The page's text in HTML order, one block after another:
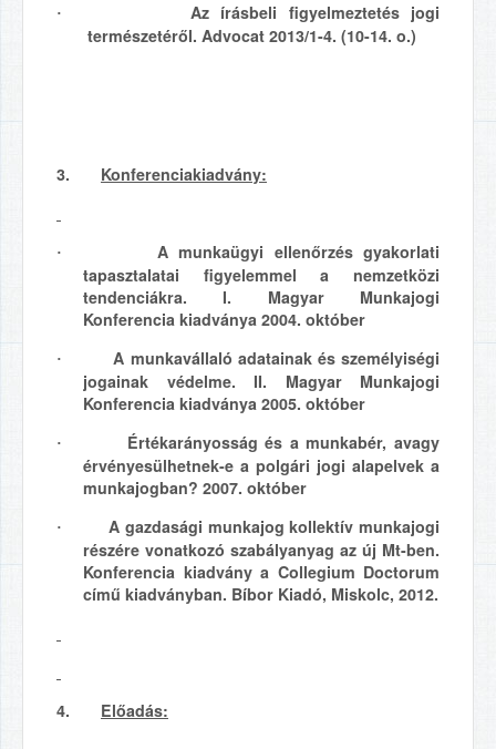
·
Az írásbeli figyelmeztetés jogi
természetéről. Advocat 2013/1-4. (10-14. o.)
3. Konferenciakiadvány:
·
A munkaügyi ellenőrzés gyakorlati
tapasztalatai figyelemmel a nemzetközi
tendenciákra. I. Magyar Munkajogi
Konferencia kiadványa 2004. október
·
A munkavállaló adatainak és személyiségi
jogainak védelme. II. Magyar Munkajogi
Konferencia kiadványa 2005. október
·
Értékarányosság és a munkabér, avagy
érvényesülhetnek-e a polgári jogi alapelvek a
munkajogban? 2007. október
·
A gazdasági munkajog kollektív munkajogi
részére vonatkozó szabályanyag az új Mt-ben.
Konferencia kiadvány a Collegium Doctorum
című kiadványban. Bíbor Kiadó, Miskolc, 2012.
4. Előadás: